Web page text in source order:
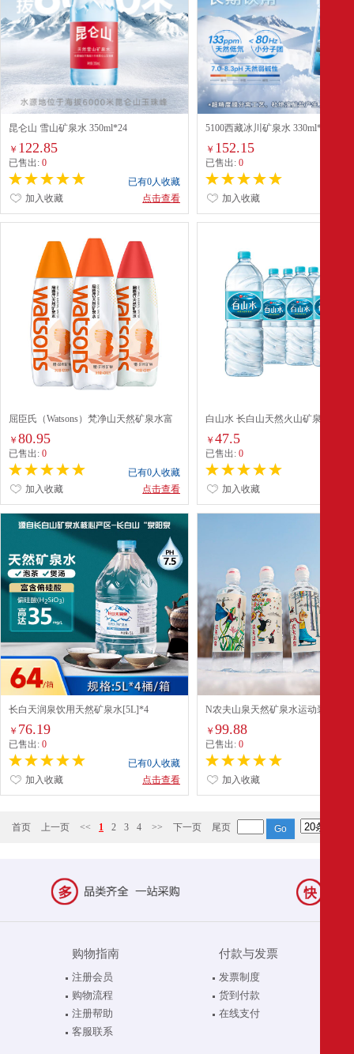
昆仑山 雪山矿泉水 350ml*24
￥ 122.85
已售出: 0
已有0人收藏
点击查看
加入收藏
5100西藏冰川矿泉水 330ml*24
￥ 152.15
已售出:0
加入收藏
屈臣氏（Watsons）梵净山天然矿泉水富
瓶整箱
￥ 80.95
已售出: 0
已有0人收藏
点击查看
加入收藏
白山水 长白山天然火山矿泉水
￥47.5
已售出:0
加入收藏
长白天润泉饮用天然矿泉水[5L]*4
￥ 76.19
已售出: 0
已有0人收藏
点击查看
加入收藏
N农夫山泉天然矿泉水运动装
￥99.88
已售出:0
加入收藏
首页 上一页 << 1 2 3 4 >> 下一页 尾页
购物指南
注册会员
购物流程
注册帮助
客服联系
付款与发票
发票制度
货到付款
在线支付